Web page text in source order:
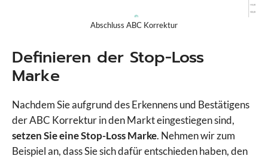
Abschluss ABC Korrektur
Definieren der Stop-Loss
Marke
Nachdem Sie aufgrund des Erkennens und Bestätigens
der ABC Korrektur in den Markt eingestiegen sind,
setzen Sie eine Stop-Loss Marke. Nehmen wir zum
Beispiel an, dass Sie sich dafür entschieden haben, den